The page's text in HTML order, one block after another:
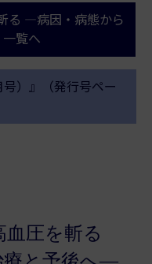
る ―病因・病態から
覧へ
）』（発行号ペー
圧を斬る